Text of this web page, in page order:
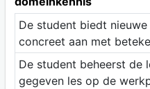
De student biedt
concreet aan met
De student beheerst de
gegeven les op de